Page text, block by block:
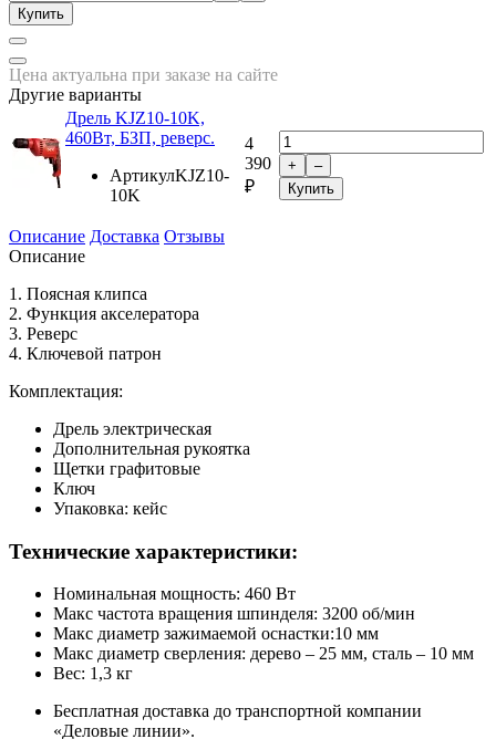
Купить
Цена актуальна при заказе на сайте
Другие варианты
Дрель KJZ10-10K,
460Вт, БЗП, реверс.
АртикулKJZ10-
10K
4
390
₽
+
–
Купить
Описание Доставка Отзывы
Описание
1. Поясная клипса
2. Функция акселератора
3. Реверс
4. Ключевой патрон
Комплектация:
Дрель электрическая
Дополнительная рукоятка
Щетки графитовые
Ключ
Упаковка: кейс
Технические характеристики:
Номинальная мощность: 460 Вт
Макс частота вращения шпинделя: 3200 об/мин
Макс диаметр зажимаемой оснастки:10 мм
Макс диаметр сверления: дерево – 25 мм, сталь – 10 мм
Вес: 1,3 кг
Бесплатная доставка до транспортной компании
«Деловые линии».